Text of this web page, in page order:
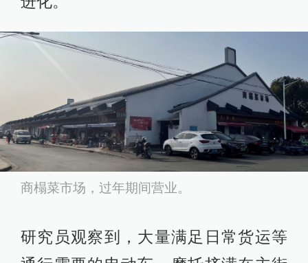
商榻菜市场，过年期间营业。
研究员观察到，大量满足日常货运等